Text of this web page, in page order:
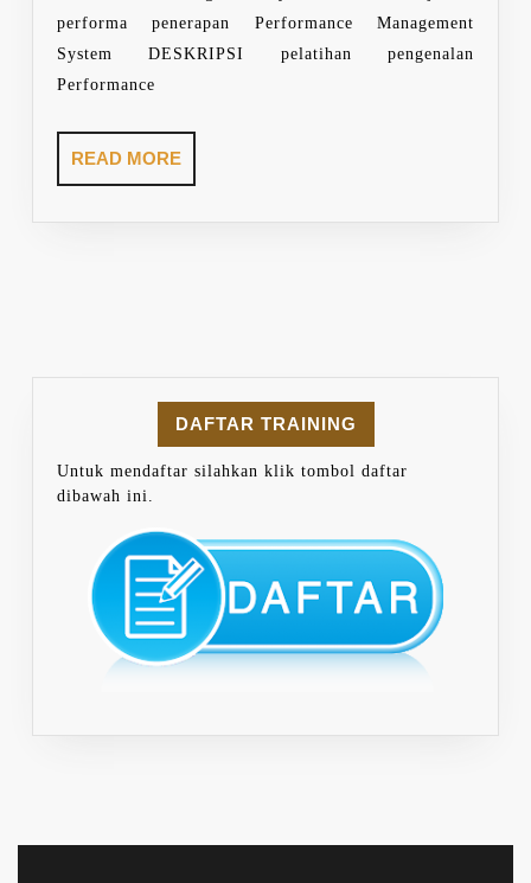
performa penerapan Performance Management
System DESKRIPSI pelatihan pengenalan
Performance
READ MOREREAD
MORE
DAFTAR TRAINING
Untuk mendaftar silahkan klik tombol daftar
dibawah ini.